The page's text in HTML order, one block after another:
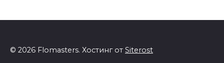
© 2026 Flomasters. Хостинг от Siterost